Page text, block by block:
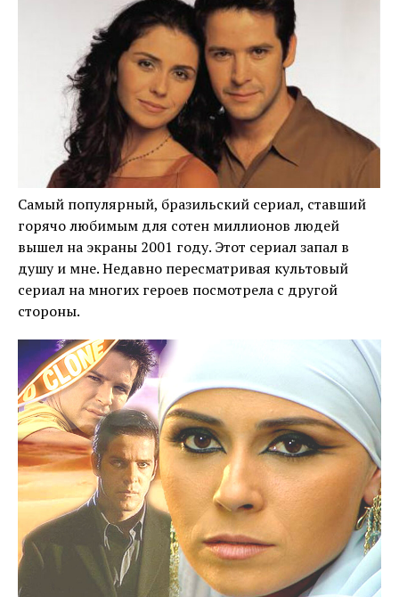
Самый популярный, бразильский сериал, ставший
горячо любимым для сотен миллионов людей
вышел на экраны 2001 году. Этот сериал запал в
душу и мне. Недавно пересматривая культовый
сериал на многих героев посмотрела с другой
стороны.